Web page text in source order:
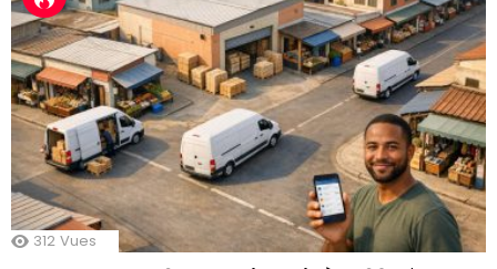
312 Vues